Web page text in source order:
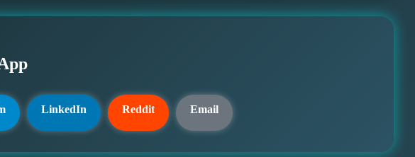
LinkedIn Reddit Email